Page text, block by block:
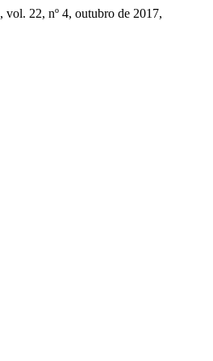
, vol. 22, nº 4, outubro de 2017,